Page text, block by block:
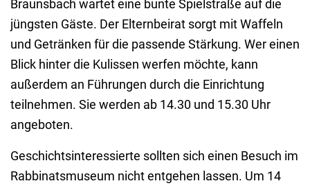
Braunsbach wartet eine bunte Spielstraße auf die
jüngsten Gäste. Der Elternbeirat sorgt mit Waffeln
und Getränken für die passende Stärkung. Wer einen
Blick hinter die Kulissen werfen möchte, kann
außerdem an Führungen durch die Einrichtung
teilnehmen. Sie werden ab 14.30 und 15.30 Uhr
angeboten.
Geschichtsinteressierte sollten sich einen Besuch im
Rabbinatsmuseum nicht entgehen lassen. Um 14